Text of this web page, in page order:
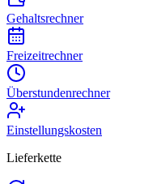
Gehaltsrechner
Freizeitrechner
Überstundenrechner
Einstellungskosten
Lieferkette